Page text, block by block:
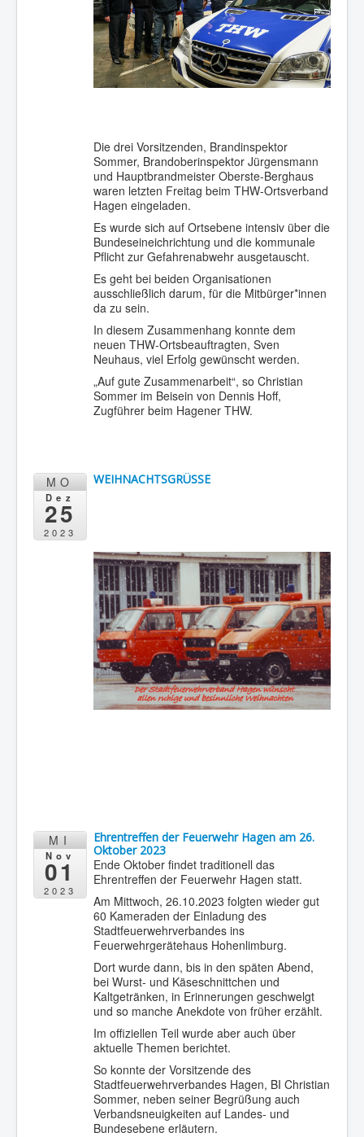
Die drei Vorsitzenden, Brandinspektor
Sommer, Brandoberinspektor Jürgensmann
und Hauptbrandmeister Oberste-Berghaus
waren letzten Freitag beim THW-Ortsverband
Hagen eingeladen.
Es wurde sich auf Ortsebene intensiv über die
Bundeseineichrichtung und die kommunale
Pflicht zur Gefahrenabwehr ausgetauscht.
Es geht bei beiden Organisationen
ausschließlich darum, für die Mitbürger*innen
da zu sein.
In diesem Zusammenhang konnte dem
neuen THW-Ortsbeauftragten, Sven
Neuhaus, viel Erfolg gewünscht werden.
„Auf gute Zusammenarbeit“, so Christian
Sommer im Beisein von Dennis Hoff,
Zugführer beim Hagener THW.
MO
Dez
25
2023
WEIHNACHTSGRÜSSE
MI
Nov
01
2023
Ehrentreffen der Feuerwehr Hagen am 26.
Oktober 2023
Ende Oktober findet traditionell das
Ehrentreffen der Feuerwehr Hagen statt.
Am Mittwoch, 26.10.2023 folgten wieder gut
60 Kameraden der Einladung des
Stadtfeuerwehrverbandes ins
Feuerwehrgerätehaus Hohenlimburg.
Dort wurde dann, bis in den späten Abend,
bei Wurst- und Käseschnittchen und
Kaltgetränken, in Erinnerungen geschwelgt
und so manche Anekdote von früher erzählt.
Im offiziellen Teil wurde aber auch über
aktuelle Themen berichtet.
So konnte der Vorsitzende des
Stadtfeuerwehrverbandes Hagen, BI Christian
Sommer, neben seiner Begrüßung auch
Verbandsneuigkeiten auf Landes- und
Bundesebene erläutern.